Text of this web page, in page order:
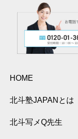
HOME
北斗塾JAPANとは
北斗写メQ先生